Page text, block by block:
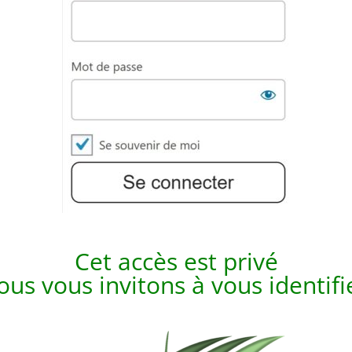
Cet accès est privé
vous invitons à vous